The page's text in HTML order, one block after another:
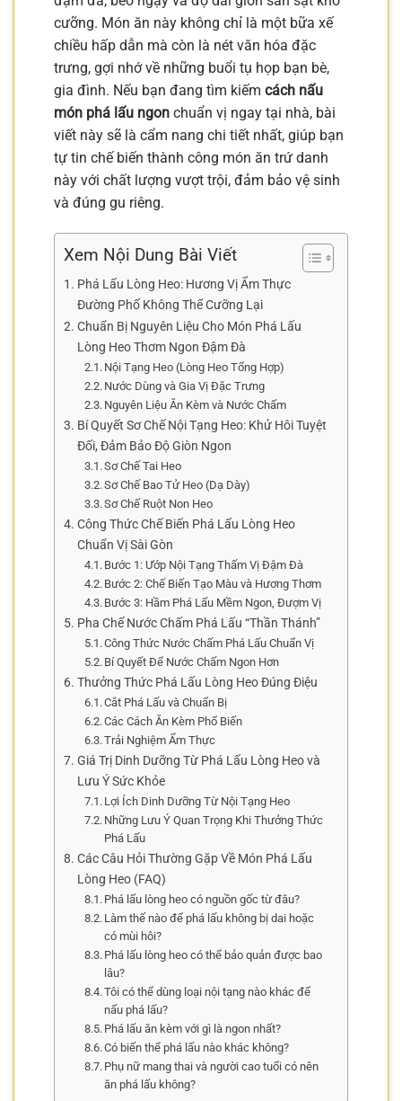
cưỡng. Món ăn này không chỉ là một bữa xế
chiều hấp dẫn mà còn là nét văn hóa đặc
trưng, gợi nhớ về những buổi tụ họp bạn bè,
gia đình. Nếu bạn đang tìm kiếm cách nấu
món phá lấu ngon chuẩn vị ngay tại nhà, bài
viết này sẽ là cẩm nang chi tiết nhất, giúp bạn
tự tin chế biến thành công món ăn trứ danh
này với chất lượng vượt trội, đảm bảo vệ sinh
và đúng gu riêng.
Xem Nội Dung Bài Viết
Phá Lấu Lòng Heo: Hương Vị Ẩm Thực
Đường Phố Không Thể Cưỡng Lại
Chuẩn Bị Nguyên Liệu Cho Món Phá Lấu
Lòng Heo Thơm Ngon Đậm Đà
Nội Tạng Heo (Lòng Heo Tổng Hợp)
Nước Dùng và Gia Vị Đặc Trưng
Nguyên Liệu Ăn Kèm và Nước Chấm
Bí Quyết Sơ Chế Nội Tạng Heo: Khử Hôi Tuyệt
Đối, Đảm Bảo Độ Giòn Ngon
Sơ Chế Tai Heo
Sơ Chế Bao Tử Heo (Dạ Dày)
Sơ Chế Ruột Non Heo
Công Thức Chế Biến Phá Lấu Lòng Heo
Chuẩn Vị Sài Gòn
Bước 1: Ướp Nội Tạng Thấm Vị Đậm Đà
Bước 2: Chế Biến Tạo Màu và Hương Thơm
Bước 3: Hầm Phá Lấu Mềm Ngon, Đượm Vị
Pha Chế Nước Chấm Phá Lấu “Thần Thánh”
Công Thức Nước Chấm Phá Lấu Chuẩn Vị
Bí Quyết Để Nước Chấm Ngon Hơn
Thưởng Thức Phá Lấu Lòng Heo Đúng Điệu
Cắt Phá Lấu và Chuẩn Bị
Các Cách Ăn Kèm Phổ Biến
Trải Nghiệm Ẩm Thực
Giá Trị Dinh Dưỡng Từ Phá Lấu Lòng Heo và
Lưu Ý Sức Khỏe
Lợi Ích Dinh Dưỡng Từ Nội Tạng Heo
Những Lưu Ý Quan Trọng Khi Thưởng Thức
Phá Lấu
Các Câu Hỏi Thường Gặp Về Món Phá Lấu
Lòng Heo (FAQ)
Phá lấu lòng heo có nguồn gốc từ đâu?
Làm thế nào để phá lấu không bị dai hoặc
có mùi hôi?
Phá lấu lòng heo có thể bảo quản được bao
lâu?
Tôi có thể dùng loại nội tạng nào khác để
nấu phá lấu?
Phá lấu ăn kèm với gì là ngon nhất?
Có biến thể phá lấu nào khác không?
Phụ nữ mang thai và người cao tuổi có nên
ăn phá lấu không?